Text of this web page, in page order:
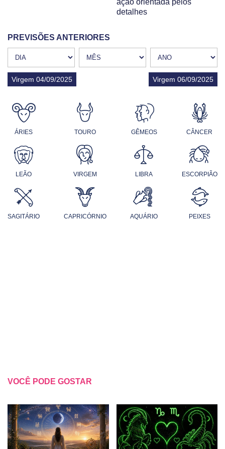
detalhes
PREVISÕES ANTERIORES
Virgem 04/09/2025 Virgem 06/09/2025
ÁRIES TOURO GÊMEOS CÂNCER
LEÃO VIRGEM LIBRA ESCORPIÃO
SAGITÁRIO CAPRICÓRNIO AQUÁRIO PEIXES
VOCÊ PODE GOSTAR